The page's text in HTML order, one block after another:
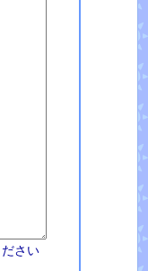
さい